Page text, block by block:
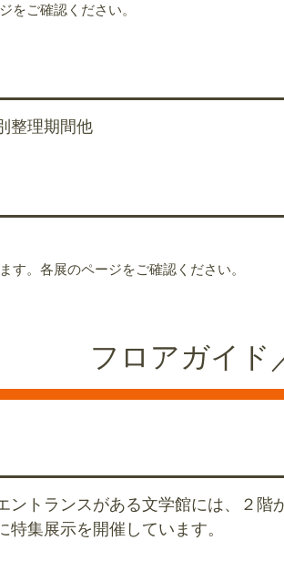
をご確認ください。
整理期間他
。各展のページをご確認ください。
フロアガイド
ントランスがある文学館には、２
集展示を開催しています。